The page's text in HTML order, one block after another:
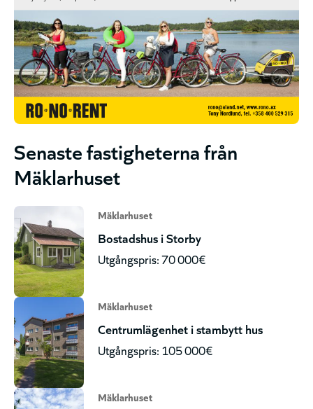
Senaste fastigheterna från
Mäklarhuset
Mäklarhuset
Bostadshus i Storby
Utgångspris: 70 000€
Mäklarhuset
Centrumlägenhet i stambytt hus
Utgångspris: 105 000€
Mäklarhuset